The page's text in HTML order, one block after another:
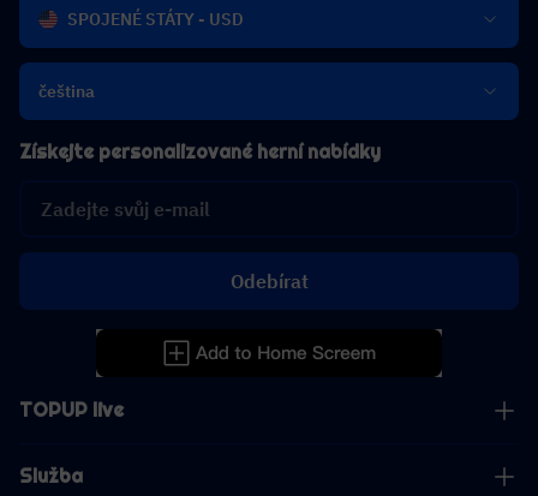
SPOJENÉ STÁTY - USD
čeština
TOPUP live
Služba
Získejte personalizované herní nabídky
Odebírat